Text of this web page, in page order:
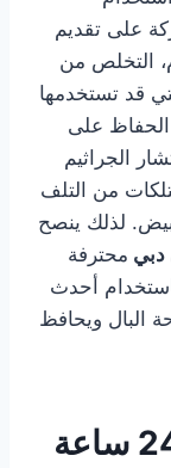
على تقديم
التخلص من
قد تستخدمها
الحفاظ على
الجراثيم
من التلف
لذلك ينصح
دبي محترفة
أحدث
البال ويحافظ
شركة مكافحة حشرات 24 ساعة